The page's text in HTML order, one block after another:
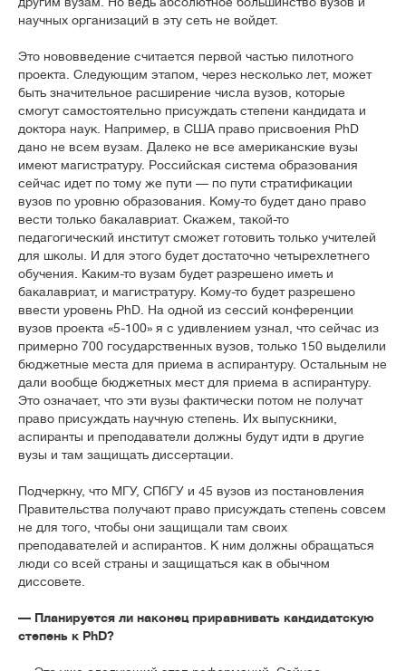
научных организаций в эту сеть не войдет.
Это нововведение считается первой частью пилотного
проекта. Следующим этапом, через несколько лет, может
быть значительное расширение числа вузов, которые
смогут самостоятельно присуждать степени кандидата и
доктора наук. Например, в США право присвоения PhD
дано не всем вузам. Далеко не все американские вузы
имеют магистратуру. Российская система образования
сейчас идет по тому же пути — по пути стратификации
вузов по уровню образования. Кому-то будет дано право
вести только бакалавриат. Скажем, такой-то
педагогический институт сможет готовить только учителей
для школы. И для этого будет достаточно четырехлетнего
обучения. Каким-то вузам будет разрешено иметь и
бакалавриат, и магистратуру. Кому-то будет разрешено
ввести уровень PhD. На одной из сессий конференции
вузов проекта «5-100» я с удивлением узнал, что сейчас из
примерно 700 государственных вузов, только 150 выделили
бюджетные места для приема в аспирантуру. Остальным не
дали вообще бюджетных мест для приема в аспирантуру.
Это означает, что эти вузы фактически потом не получат
право присуждать научную степень. Их выпускники,
аспиранты и преподаватели должны будут идти в другие
вузы и там защищать диссертации.
Подчеркну, что МГУ, СПбГУ и 45 вузов из постановления
Правительства получают право присуждать степень совсем
не для того, чтобы они защищали там своих
преподавателей и аспирантов. К ним должны обращаться
люди со всей страны и защищаться как в обычном
диссовете.
— Планируется ли наконец приравнивать кандидатскую
степень к PhD?